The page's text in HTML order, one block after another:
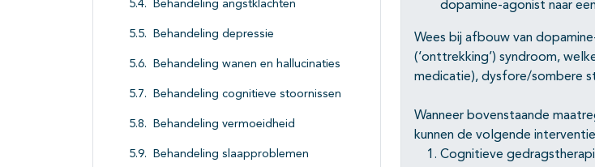
Behandeling angstklachten
Behandeling depressie
Behandeling wanen en hallucinaties
Behandeling cognitieve stoornissen
Behandeling vermoeidheid
Behandeling slaapproblemen
dopamine-agonist naar
Wees bij afbouw van
(‘onttrekking’) syndroom,
medicatie), dysfore/sombere
Wanneer bovenstaande
kunnen de volgende
Cognitieve